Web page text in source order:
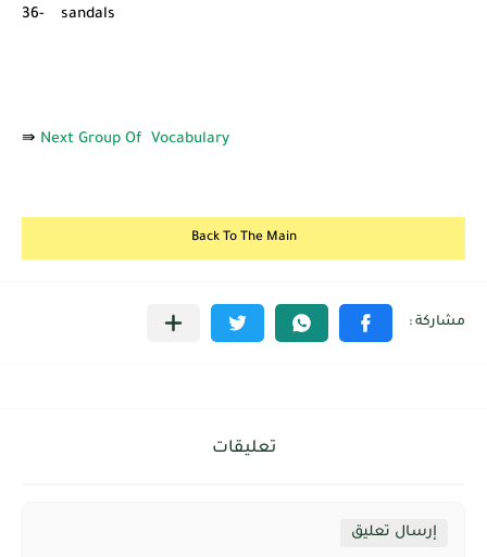
36- sandals
⇛ Next Group Of Vocabulary
Back To The Main
تعليقات
إرسال تعليق